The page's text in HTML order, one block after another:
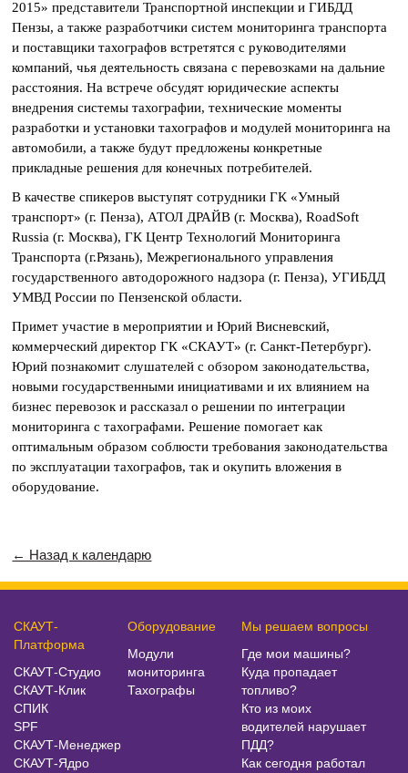
2015» представители Транспортной инспекции и ГИБДД
Пензы, а также разработчики систем мониторинга транспорта
и поставщики тахографов встретятся с руководителями
компаний, чья деятельность связана с перевозками на дальние
расстояния. На встрече обсудят юридические аспекты
внедрения системы тахографии, технические моменты
разработки и установки тахографов и модулей мониторинга на
автомобили, а также будут предложены конкретные
прикладные решения для конечных потребителей.
В качестве спикеров выступят сотрудники ГК «Умный
транспорт» (г. Пенза), АТОЛ ДРАЙВ (г. Москва), RoadSoft
Russia (г. Москва), ГК Центр Технологий Мониторинга
Транспорта (г.Рязань), Межрегионального управления
государственного автодорожного надзора (г. Пенза), УГИБДД
УМВД России по Пензенской области.
Примет участие в мероприятии и Юрий Висневский,
коммерческий директор ГК «СКАУТ» (г. Санкт-Петербург).
Юрий познакомит слушателей с обзором законодательства,
новыми государственными инициативами и их влиянием на
бизнес перевозок и рассказал о решении по интеграции
мониторинга с тахографами. Решение помогает как
оптимальным образом соблюсти требования законодательства
по эксплуатации тахографов, так и окупить вложения в
оборудование.
← Назад к календарю
СКАУТ-
Платформа
СКАУТ-Студио
СКАУТ-Клик
СПИК
SPF
СКАУТ-Менеджер
СКАУТ-Ядро
Оборудование
Модули
мониторинга
Тахографы
Мы решаем вопросы
Где мои машины?
Куда пропадает
топливо?
Кто из моих
водителей нарушает
ПДД?
Как сегодня работал